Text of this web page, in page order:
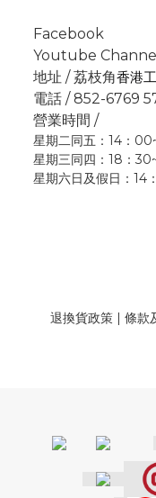
Facebook
Youtube Channel
地址 / 荔枝角香港
電話 / 852-6769
營業時間 /
星期二同五：14：
星期三同四：18：
星期六日及假日：
退換貨政策| 條款